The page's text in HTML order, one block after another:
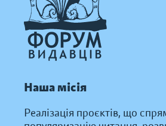
Наша місія
Реалізація проєктів, що